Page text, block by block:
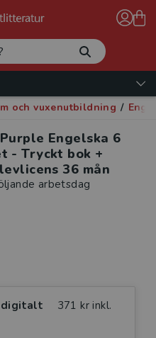
och vuxenutbildning /
Engelska 6
- Tryckt bok +
36 mån
arbetsdag
digitalt
371 kr inkl.